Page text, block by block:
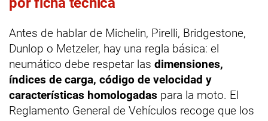
Antes de hablar de Michelin, Pirelli, Bridgestone,
Dunlop o Metzeler, hay una regla básica: el
neumático debe respetar las dimensiones,
índices de carga, código de velocidad y
características homologadas para la moto. El
Reglamento General de Vehículos recoge que los